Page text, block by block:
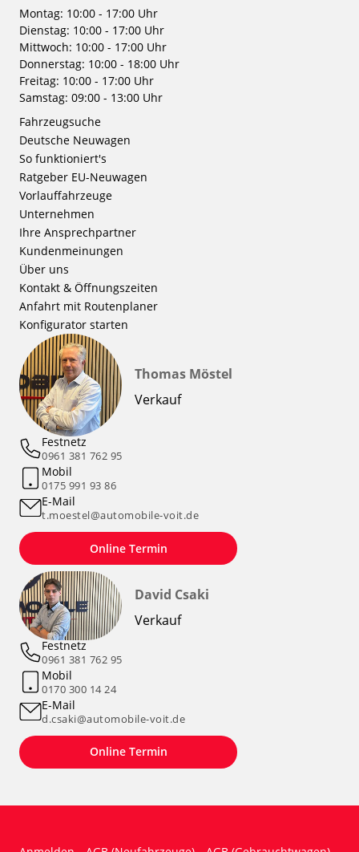
Montag: 10:00 - 17:00 Uhr
Dienstag: 10:00 - 17:00 Uhr
Mittwoch: 10:00 - 17:00 Uhr
Donnerstag: 10:00 - 18:00 Uhr
Freitag: 10:00 - 17:00 Uhr
Samstag: 09:00 - 13:00 Uhr
Fahrzeugsuche
Deutsche Neuwagen
So funktioniert's
Ratgeber EU-Neuwagen
Vorlauffahrzeuge
Unternehmen
Ihre Ansprechpartner
Kundenmeinungen
Über uns
Kontakt & Öffnungszeiten
Anfahrt mit Routenplaner
Konfigurator starten
Thomas Möstel
Verkauf
Festnetz
0961 381 762 95
Mobil
0175 991 93 86
E-Mail
t.moestel@automobile-voit.de
Online Termin
David Csaki
Verkauf
Festnetz
0961 381 762 95
Mobil
0170 300 14 24
E-Mail
d.csaki@automobile-voit.de
Online Termin